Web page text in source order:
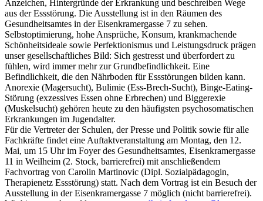
Anzeichen, Hintergründe der Erkrankung und beschreiben Wege
aus der Essstörung. Die Ausstellung ist in den Räumen des
Gesundheitsamtes in der Eisenkramergasse 7 zu sehen.
Selbstoptimierung, hohe Ansprüche, Konsum, krankmachende
Schönheitsideale sowie Perfektionismus und Leistungsdruck prägen
unser gesellschaftliches Bild: Sich gestresst und überfordert zu
fühlen, wird immer mehr zur Grundbefindlichkeit. Eine
Befindlichkeit, die den Nährboden für Essstörungen bilden kann.
Anorexie (Magersucht), Bulimie (Ess-Brech-Sucht), Binge-Eating-
Störung (exzessives Essen ohne Erbrechen) und Biggerexie
(Muskelsucht) gehören heute zu den häufigsten psychosomatischen
Erkrankungen im Jugendalter.
Für die Vertreter der Schulen, der Presse und Politik sowie für alle
Fachkräfte findet eine Auftaktveranstaltung am Montag, den 12.
Mai, um 15 Uhr im Foyer des Gesundheitsamtes, Eisenkramergasse
11 in Weilheim (2. Stock, barrierefrei) mit anschließendem
Fachvortrag von Carolin Martinovic (Dipl. Sozialpädagogin,
Therapienetz Essstörung) statt. Nach dem Vortrag ist ein Besuch der
Ausstellung in der Eisenkramergasse 7 möglich (nicht barrierefrei).